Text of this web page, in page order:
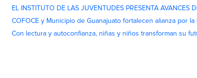
EL INSTITUTO DE LAS JUVENTUDES PRESENTA
COFOCE y Municipio de Guanajuato fortalecen alianza por
Con lectura y autoconfianza, niñas y niños transforman su